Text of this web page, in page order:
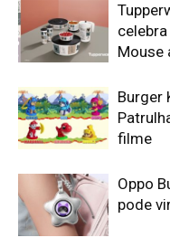
Mouse
Burger
filme
Oppo
pode